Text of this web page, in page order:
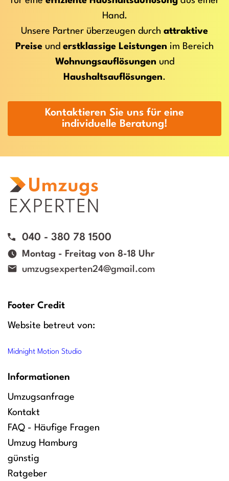
Hand.
Unsere Partner überzeugen durch attraktive
Preise und erstklassige Leistungen im Bereich
Wohnungsauflösungen und
Haushaltsauflösungen.
Kontaktieren Sie uns für eine
individuelle Beratung!
040 - 380 78 1500
Montag - Freitag von 8-18 Uhr
umzugsexperten24@gmail.com
Footer Credit
Website betreut von:
Midnight Motion Studio
Informationen
Umzugsanfrage
Kontakt
FAQ - Häufige Fragen
Umzug Hamburg
günstig
Ratgeber